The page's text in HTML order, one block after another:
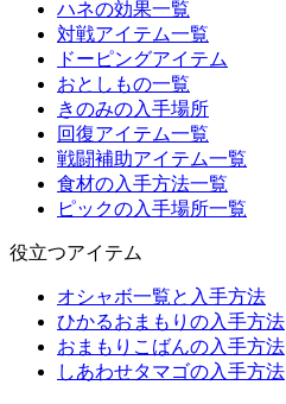
ハネの効果一覧
対戦アイテム一覧
ドーピングアイテム
おとしもの一覧
きのみの入手場所
回復アイテム一覧
戦闘補助アイテム一覧
食材の入手方法一覧
ピックの入手場所一覧
役立つアイテム
オシャボ一覧と入手方法
ひかるおまもりの入手方法
おまもりこばんの入手方法
しあわせタマゴの入手方法